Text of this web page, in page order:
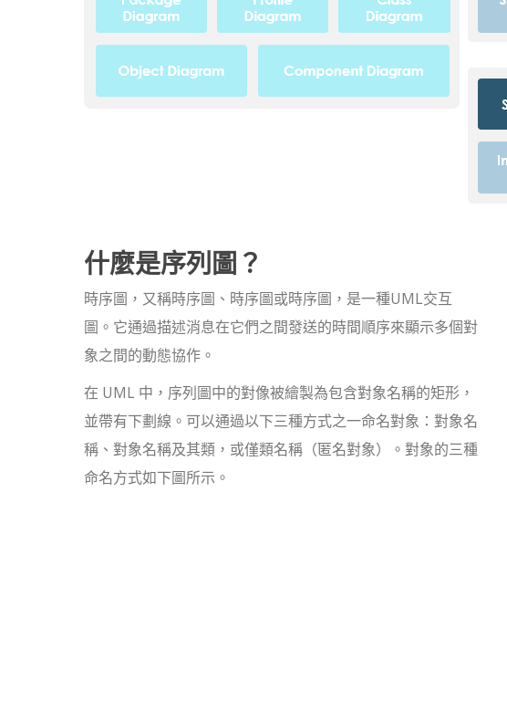
什麼是序列圖？
時序圖，又稱時序圖、時序圖或時序圖，是一種UML交互
圖。它通過描述消息在它們之間發送的時間順序來顯示多個對
象之間的動態協作。
在 UML 中，序列圖中的對像被繪製為包含對象名稱的矩形，
並帶有下劃線。可以通過以下三種方式之一命名對象：對象名
稱、對象名稱及其類，或僅類名稱（匿名對象）。對象的三種
命名方式如下圖所示。